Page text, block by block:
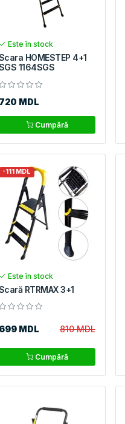
Este în stock
HOMESTEP 4+1
1164SGS
720 MDL
Cumpără
-111 MDL
Este în stock
RTRMAX 3+1
699 MDL 810 MDL
Cumpără